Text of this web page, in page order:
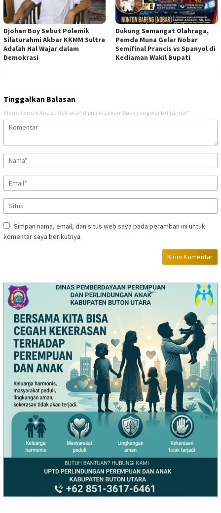
Djohan Boy Sebut Polemik
Silaturahmi Akbar KKMM Sultra
Adalah Hal Wajar dalam
Demokrasi
Dukung Semangat Olahraga,
Pemda Muna Gelar Nobar
Semifinal Prancis vs Spanyol di
Kediaman Wakil Bupati
Tinggalkan Balasan
Alamat email Anda tidak akan dipublikasikan. Ruas yang wajib ditandai *
Simpan nama, email, dan situs web saya pada peramban ini untuk
komentar saya berikutnya.